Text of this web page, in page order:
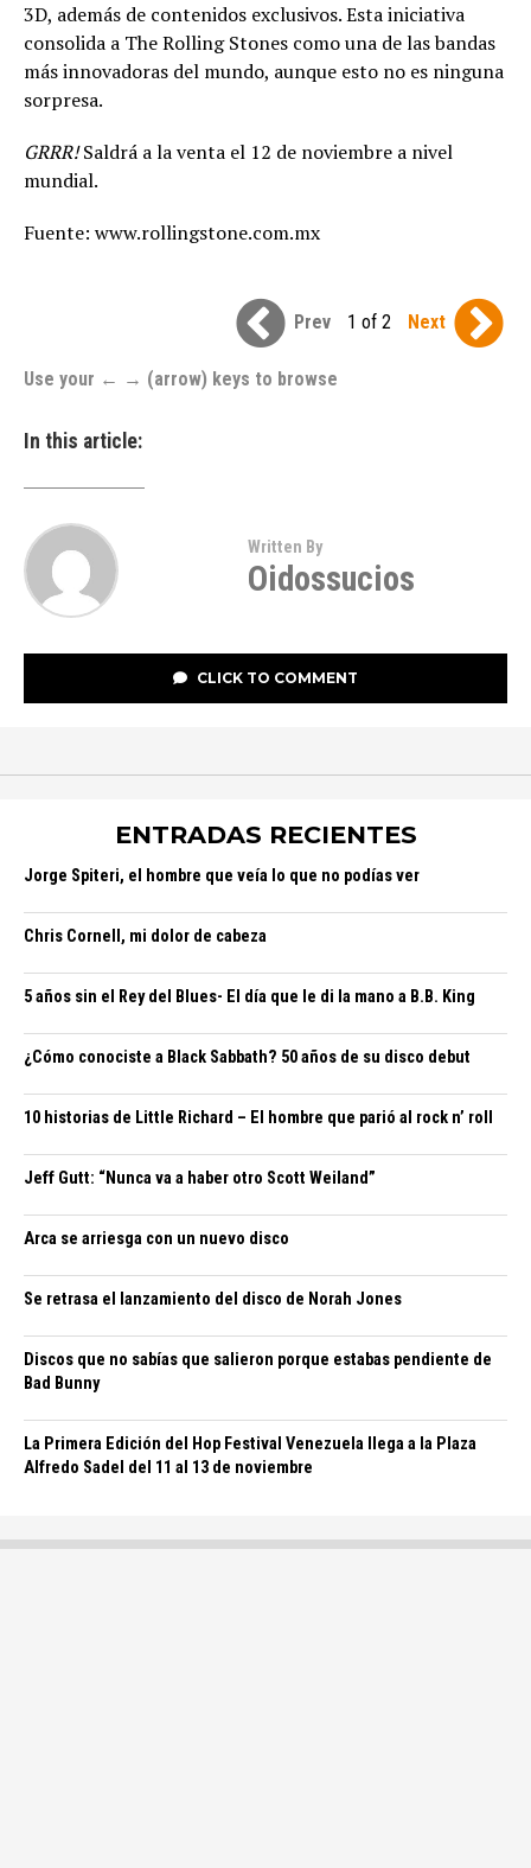
3D, además de contenidos exclusivos. Esta iniciativa
consolida a The Rolling Stones como una de las bandas
más innovadoras del mundo, aunque esto no es ninguna
sorpresa.
GRRR!Saldrá a la venta el 12 de noviembre a nivel
mundial.
Fuente: www.rollingstone.com.mx
Prev 1 of 2 Next
Use your ← → (arrow) keys to browse
In this article:
Written By
Oidossucios
CLICK TO COMMENT
ENTRADAS RECIENTES
Jorge Spiteri, el hombre que veía lo que no podías ver
Chris Cornell, mi dolor de cabeza
5 años sin el Rey del Blues- El día que le di la mano a B.B. King
¿Cómo conociste a Black Sabbath? 50 años de su disco debut
10 historias de Little Richard – El hombre que parió al rock n’ roll
Jeff Gutt: “Nunca va a haber otro Scott Weiland”
Arca se arriesga con un nuevo disco
Se retrasa el lanzamiento del disco de Norah Jones
Discos que no sabías que salieron porque estabas pendiente de
Bad Bunny
La Primera Edición del Hop Festival Venezuela llega a la Plaza
Alfredo Sadel del 11 al 13 de noviembre